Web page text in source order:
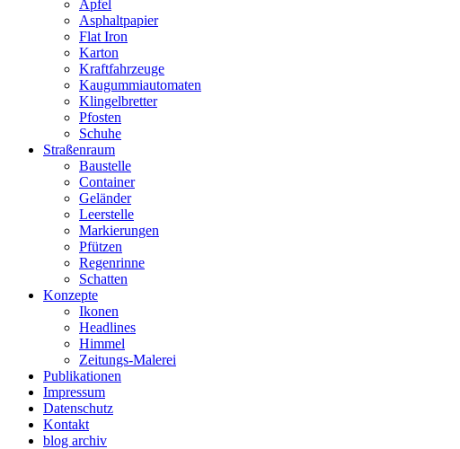
Äpfel
Asphaltpapier
Flat Iron
Karton
Kraftfahrzeuge
Kaugummiautomaten
Klingelbretter
Pfosten
Schuhe
Straßenraum
Baustelle
Container
Geländer
Leerstelle
Markierungen
Pfützen
Regenrinne
Schatten
Konzepte
Ikonen
Headlines
Himmel
Zeitungs-Malerei
Publikationen
Impressum
Datenschutz
Kontakt
blog archiv